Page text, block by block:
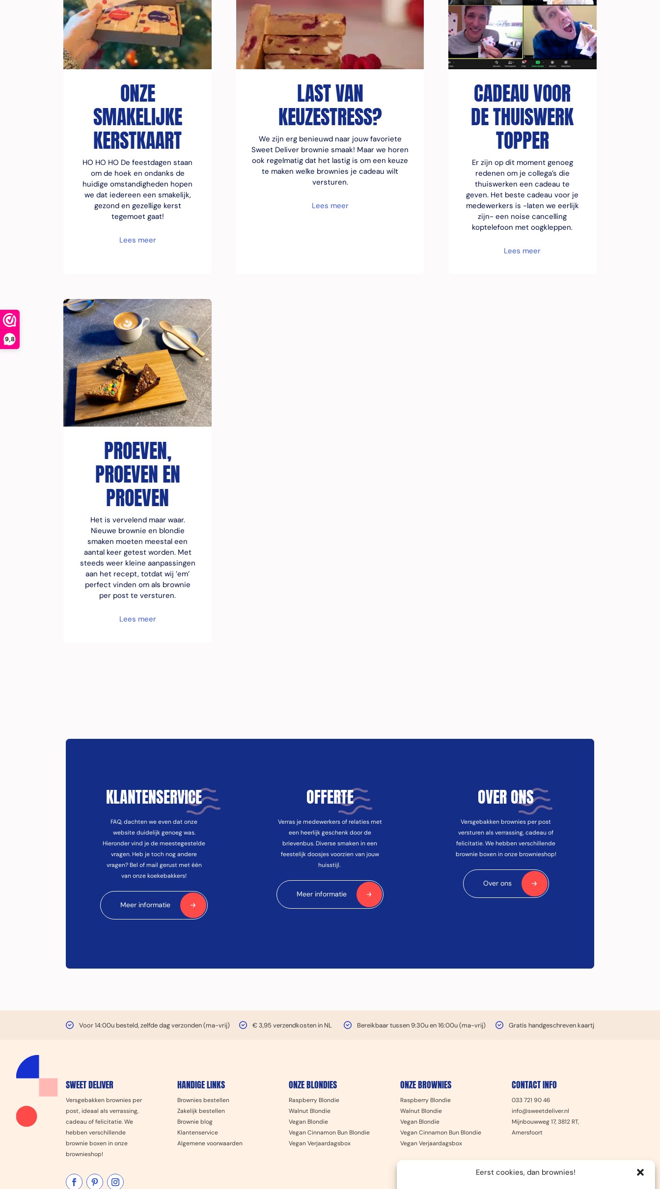
Eerst cookies, dan brownies!
9,8
ONZE
SMAKELIJKE
KERSTKAART
HO HO HO De feestdagen staan
om de hoek en ondanks de
huidige omstandigheden hopen
we dat iedereen een smakelijk,
gezond en gezellige kerst
tegemoet gaat!
Lees meer
LAST VAN
KEUZESTRESS?
We zijn erg benieuwd naar jouw favoriete
Sweet Deliver brownie smaak! Maar we horen
ook regelmatig dat het lastig is om een keuze
te maken welke brownies je cadeau wilt
versturen.
Lees meer
CADEAU VOOR
DE THUISWERK
TOPPER
Er zijn op dit moment genoeg
redenen om je collega’s die
thuiswerken een cadeau te
geven. Het beste cadeau voor je
medewerkers is -laten we eerlijk
zijn- een noise cancelling
koptelefoon met oogkleppen.
Lees meer
PROEVEN,
PROEVEN EN
PROEVEN
Het is vervelend maar waar.
Nieuwe brownie en blondie
smaken moeten meestal een
aantal keer getest worden. Met
steeds weer kleine aanpassingen
aan het recept, totdat wij ’em’
perfect vinden om als brownie
per post te versturen.
Lees meer
KLANTENSERVICE
FAQ, dachten we even dat onze
website duidelijk genoeg was.
Hieronder vind je de meestegestelde
vragen. Heb je toch nog andere
vragen? Bel of mail gerust met één
van onze koekebakkers!
Meer informatie
OFFERTE
Verras je medewerkers of relaties met
een heerlijk geschenk door de
brievenbus. Diverse smaken in een
feestelijk doosjes voorzien van jouw
huisstijl.
Meer informatie
OVER ONS
Versgebakken brownies per post
versturen als verrassing, cadeau of
felicitatie. We hebben verschillende
brownie boxen in onze brownieshop!
Over ons
Voor 14:00u besteld, zelfde dag verzonden (ma-vrij) € 3,95 verzendkosten in NL Bereikbaar tussen 9:30u en 16:00u (ma-vrij) Gratis handgeschreven kaartje
SWEET DELIVER
Versgebakken brownies per
post, ideaal als verrassing,
cadeau of felicitatie. We
hebben verschillende
brownie boxen in onze
brownieshop!
HANDIGE LINKS
Brownies bestellen
Zakelijk bestellen
Brownie blog
Klantenservice
Algemene voorwaarden
ONZE BLONDIES
Raspberry Blondie
Walnut Blondie
Vegan Blondie
Vegan Cinnamon Bun Blondie
Vegan Verjaardagsbox
ONZE BROWNIES
Raspberry Blondie
Walnut Blondie
Vegan Blondie
Vegan Cinnamon Bun Blondie
Vegan Verjaardagsbox
CONTACT INFO
033 721 90 46
info@sweetdeliver.nl
Mijnbouwweg 17, 3812 RT,
Amersfoort